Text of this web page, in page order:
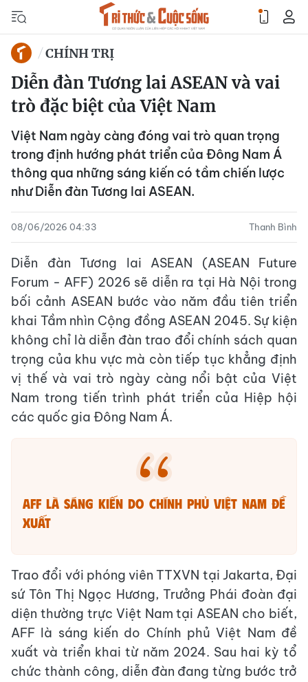
CHÍNH TRỊ
Diễn đàn Tương lai ASEAN và vai
trò đặc biệt của Việt Nam
Việt Nam ngày càng đóng vai trò quan trọng
trong định hướng phát triển của Đông Nam Á
thông qua những sáng kiến có tầm chiến lược
như Diễn đàn Tương lai ASEAN.
08/06/2026 04:33 Thanh Bình
Diễn đàn Tương lai ASEAN (ASEAN Future
Forum - AFF) 2026 sẽ diễn ra tại Hà Nội trong
bối cảnh ASEAN bước vào năm đầu tiên triển
khai Tầm nhìn Cộng đồng ASEAN 2045. Sự kiện
không chỉ là diễn đàn trao đổi chính sách quan
trọng của khu vực mà còn tiếp tục khẳng định
vị thế và vai trò ngày càng nổi bật của Việt
Nam trong tiến trình phát triển của Hiệp hội
các quốc gia Đông Nam Á.
AFF là sáng kiến do Chính phủ Việt Nam đề
xuất
Trao đổi với phóng viên TTXVN tại Jakarta, Đại
sứ Tôn Thị Ngọc Hương, Trưởng Phái đoàn đại
diện thường trực Việt Nam tại ASEAN cho biết,
AFF là sáng kiến do Chính phủ Việt Nam đề
xuất và triển khai từ năm 2024. Sau hai kỳ tổ
chức thành công, diễn đàn đang từng bước trở